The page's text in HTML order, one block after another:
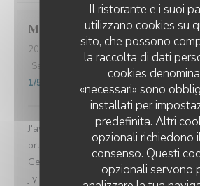
Il ristorante e i suoi
utilizzano cookies su
sito, che possono
la raccolta di dati
cookies
«necessari» sono
installati per
predefinita. Altri
opzionali richiedono
consenso. Questi
opzionali servono
Marine
2026-07-26
- 12:00 - Ospiti 4
Servizio
Atmosfera : Cucina :
1/5
J'avais l'habitude de venir dans ce
brunch et j'en gardais toujours un
Cela faisait un moment que je n'y
j'y suis revenue avec plaisir,